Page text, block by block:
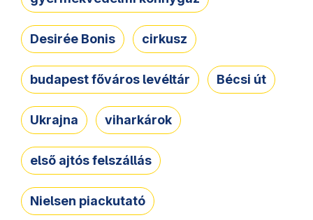
Desirée Bonis cirkusz
budapest főváros levéltár Bécsi út
Ukrajna viharkárok
első ajtós felszállás
Nielsen piackutató